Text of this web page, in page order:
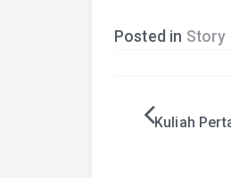
Posted in Story
PostKuliah